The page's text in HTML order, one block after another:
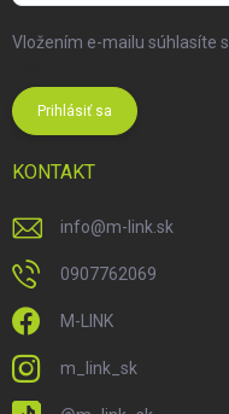
Vložením e-mailu súhlasíte s
Prihlásiť sa
KONTAKT
info@m-link.sk
0907762069
M-LINK
m_link_sk